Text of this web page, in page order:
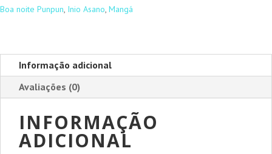
Boa noite Punpun, Inio Asano, Mangá
Informação adicional
Avaliações (0)
INFORMAÇÃO
ADICIONAL